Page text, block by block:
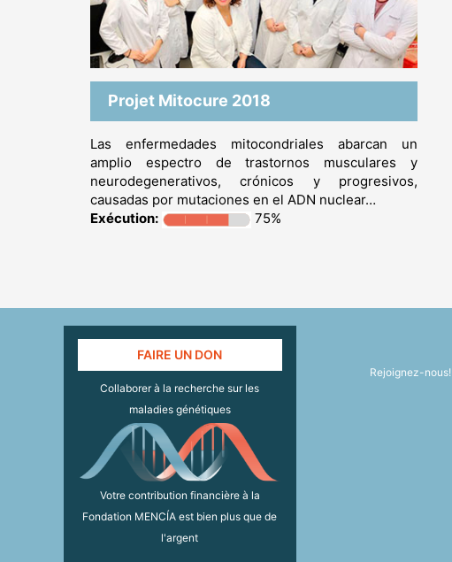
Projet Mitocure 2018
Las enfermedades mitocondriales abarcan un
amplio espectro de trastornos musculares y
neurodegenerativos, crónicos y progresivos,
causadas por mutaciones en el ADN nuclear…
Exécution:
75%
FAIRE UN DON
Collaborer à la recherche sur les
maladies génétiques
Votre contribution financière à la
Fondation MENCÍA est bien plus que de
l'argent
Rejoignez-nous!